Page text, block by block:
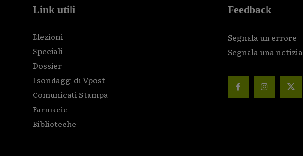
Link utili
Elezioni
Speciali
Dossier
I sondaggi di Vpost
Comunicati Stampa
Farmacie
Biblioteche
Feedback
Segnala un errore
Segnala una notizia